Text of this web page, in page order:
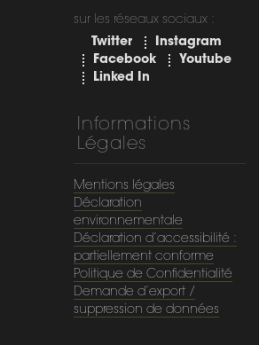
sur les réseaux sociaux :
Twitter
Instagram
Facebook
Youtube
Linked In
Informations
Légales
Mentions légales
Déclaration
environnementale
Déclaration d’accessibilité :
partiellement conforme
Politique de Confidentialité
Demande d’export /
suppression de données